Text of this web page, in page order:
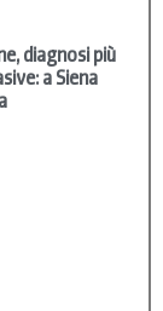
diagnosi più
a Siena